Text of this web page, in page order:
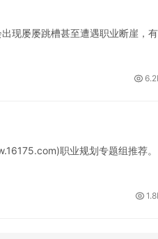
现屡屡跳槽甚至遭遇职业断崖，
职业规划专题组推荐